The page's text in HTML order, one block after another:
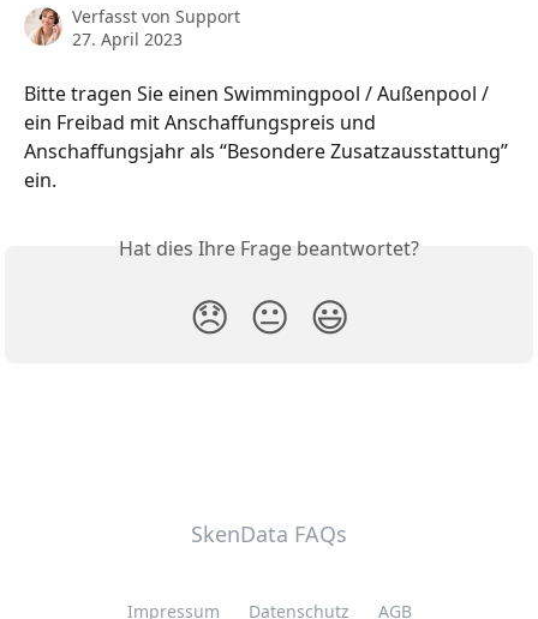
Verfasst von Support
27. April 2023
Bitte tragen Sie einen Swimmingpool / Außenpool /
ein Freibad mit Anschaffungspreis und
Anschaffungsjahr als “Besondere Zusatzausstattung”
ein.
Hat dies Ihre Frage beantwortet?
😞 😐 😃
SkenData FAQs
Impressum Datenschutz AGB